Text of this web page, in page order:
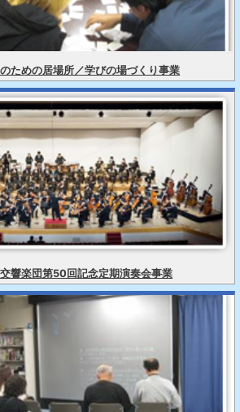
ための居場所／学びの場づくり事業
響楽団第50回記念定期演奏会事業